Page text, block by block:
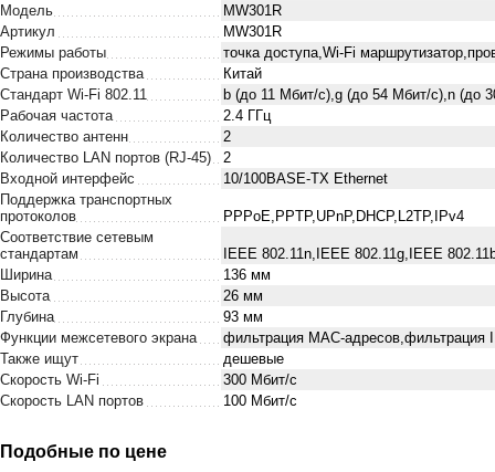
Модель
MW301R
Артикул
MW301R
Режимы работы
точка доступа,Wi-Fi
Страна производства
Китай
Стандарт Wi-Fi 802.11
b (до 11 Мбит/с),g (до 54 Мбит/с),n (до
Рабочая частота
2.4 ГГц
Количество антенн
2
Количество LAN портов (RJ-45)
2
Входной интерфейс
10/100BASE-TX Ethernet
Поддержка транспортных
протоколов
PPPoE,PPTP,UPnP,DHCP,L2TP,IPv4
Соответствие сетевым
стандартам
IEEE 802.11n,IEEE 802.11g,IEEE
Ширина
136 мм
Высота
26 мм
Глубина
93 мм
Функции межсетевого экрана
фильтрация MAC-адресов,фильтрация
Также ищут
дешевые
Скорость Wi-Fi
300 Мбит/с
Скорость LAN портов
100 Мбит/с
Подобные по цене